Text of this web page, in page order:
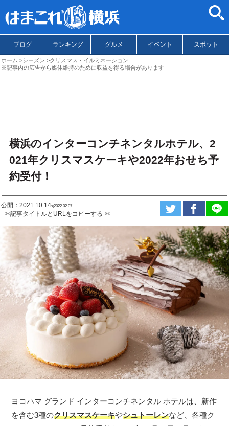
ブログ ランキング グルメ イベント スポット
ホーム シーズン
クリスマス・イルミネーション
※記事内の広告から媒体維持のために収益を得る場合があります
横浜のインターコンチネンタルホテル、2
021年クリスマスケーキや2022年おせち予
約受付！
公開：2021.10.14ಇ2022.02.07
--✄記事タイトルとURLをコピーする-✄—
ヨコハマ グランド インターコンチネンタル ホテルは、新作
を含む3種のクリスマスケーキやシュトーレンなど、各種ク